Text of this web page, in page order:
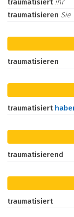
traumatisiert ihr
traumatisieren Sie
traumatisieren
traumatisiert
traumatisierend
traumatisiert